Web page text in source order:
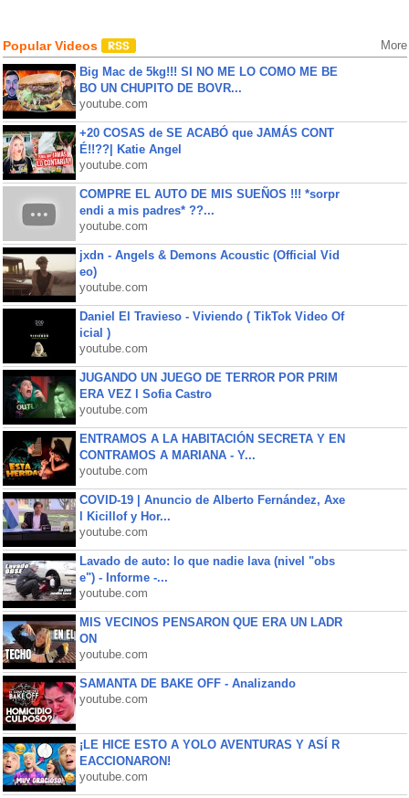
Popular Videos More
Big Mac de 5kg!!! SI NO ME LO COMO ME BE
BO UN CHUPITO DE BOVR...
youtube.com
+20 COSAS de SE ACABÓ que JAMÁS CONT
É!!??| Katie Angel
youtube.com
COMPRE EL AUTO DE MIS SUEÑOS !!! *sorpr
endi a mis padres* ??...
youtube.com
jxdn - Angels & Demons Acoustic (Official Vid
eo)
youtube.com
Daniel El Travieso - Viviendo ( TikTok Video Of
icial )
youtube.com
JUGANDO UN JUEGO DE TERROR POR PRIM
ERA VEZ l Sofia Castro
youtube.com
ENTRAMOS A LA HABITACIÓN SECRETA Y EN
CONTRAMOS A MARIANA - Y...
youtube.com
COVID-19 | Anuncio de Alberto Fernández, Axe
l Kicillof y Hor...
youtube.com
Lavado de auto: lo que nadie lava (nivel "obs
e") - Informe -...
youtube.com
MIS VECINOS PENSARON QUE ERA UN LADR
ON
youtube.com
SAMANTA DE BAKE OFF - Analizando
youtube.com
¡LE HICE ESTO A YOLO AVENTURAS Y ASÍ R
EACCIONARON!
youtube.com